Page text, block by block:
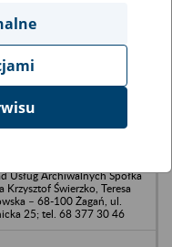
Plus SP. z o.o. - Żory, ul.
Usług Archiwalnych Spółka
Krzysztof Świerzko, Teresa
– 68-100 Żagań, ul.
25; tel. 68 377 30 46